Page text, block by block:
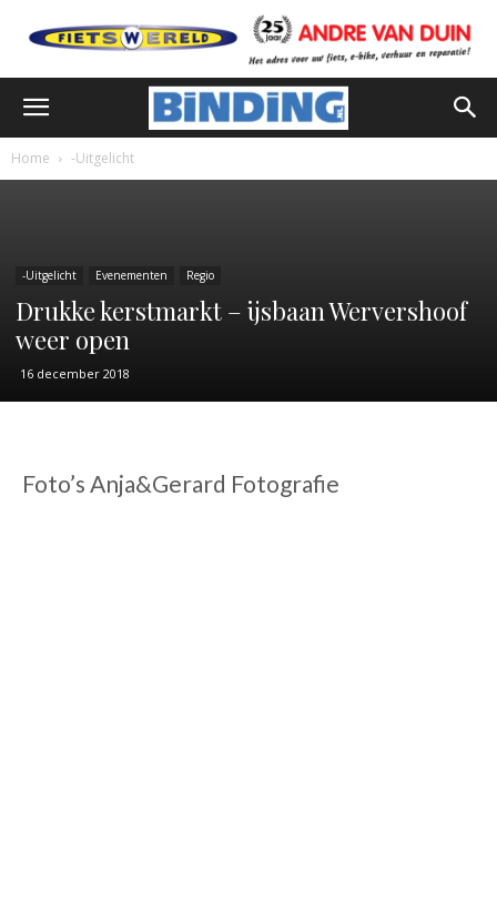
Home -Uitgelicht
-Uitgelicht Evenementen Regio
Drukke kerstmarkt – ijsbaan Wervershoof
weer open
16 december 2018
Foto’s Anja&Gerard Fotografie